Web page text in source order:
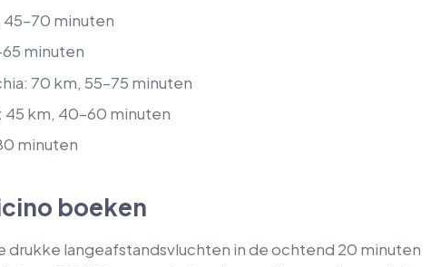
45–70 minuten
minuten
70 km, 55–75 minuten
45 km, 40–60 minuten
minuten
boeken
drukke langeafstandsvluchten in de ochtend 20 minuten